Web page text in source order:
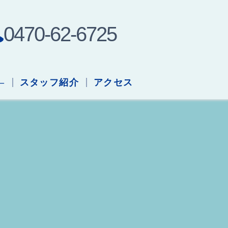
0470-62-6725
スタッフ紹介 アクセス